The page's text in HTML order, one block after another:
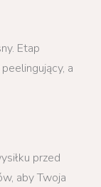
Etap
a
przed
aby Twoja